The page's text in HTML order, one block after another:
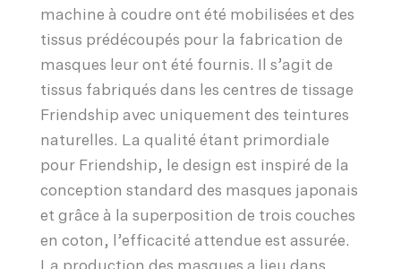
machine à coudre ont été mobilisées et des
tissus prédécoupés pour la fabrication de
masques leur ont été fournis. Il s’agit de
tissus fabriqués dans les centres de tissage
Friendship avec uniquement des teintures
naturelles. La qualité étant primordiale
pour Friendship, le design est inspiré de la
conception standard des masques japonais
et grâce à la superposition de trois couches
en coton, l’efficacité attendue est assurée.